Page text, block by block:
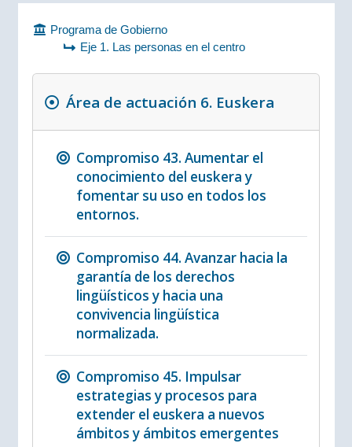
Programa de Gobierno
Eje 1. Las personas en el centro
Área de actuación 6. Euskera
Compromiso 43. Aumentar el
conocimiento del euskera y
fomentar su uso en todos los
entornos.
Compromiso 44. Avanzar hacia la
garantía de los derechos
lingüísticos y hacia una
convivencia lingüística
normalizada.
Compromiso 45. Impulsar
estrategias y procesos para
extender el euskera a nuevos
ámbitos y ámbitos emergentes